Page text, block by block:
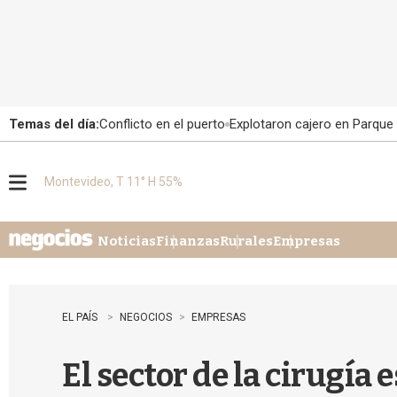
Temas del día:Conflicto en el puerto Explotaron cajero en
u
Montevideo, T 11° H 55%
NoticiasFinanzasRuralesEmpresas
EL PAÍS NEGOCIOS EMPRESAS
El sector de la cirugía